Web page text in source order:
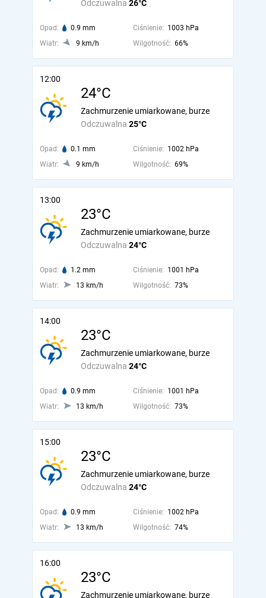
Odczuwalna 26°C
Opad: 0.9 mm Ciśnienie: 1003 hPa
Wiatr:
9 km/h Wilgotność: 66%
12:00
24°C
Odczuwalna 25°C
Zachmurzenie umiarkowane, burze
Opad: 0.1 mm Ciśnienie: 1002 hPa
Wiatr:
9 km/h Wilgotność: 69%
13:00
23°C
Odczuwalna 24°C
Zachmurzenie umiarkowane, burze
Opad: 1.2 mm Ciśnienie: 1001 hPa
Wiatr:
13 km/h Wilgotność: 73%
14:00
23°C
Odczuwalna 24°C
Zachmurzenie umiarkowane, burze
Opad: 0.9 mm Ciśnienie: 1001 hPa
Wiatr:
13 km/h Wilgotność: 73%
15:00
23°C
Odczuwalna 24°C
Zachmurzenie umiarkowane, burze
Opad: 0.9 mm Ciśnienie: 1002 hPa
Wiatr:
13 km/h Wilgotność: 74%
16:00
23°C
Zachmurzenie umiarkowane, burze